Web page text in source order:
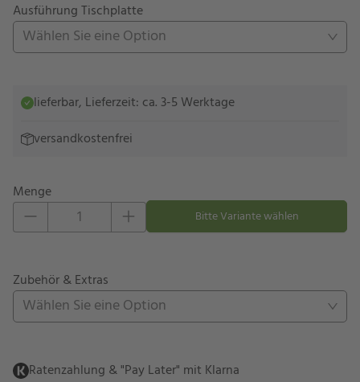
Ausführung Tischplatte
Wählen Sie eine Option
lieferbar, Lieferzeit: ca. 3-5 Werktage
versandkostenfrei
Menge
Eins hinzufügen Eins entfernenBitte Variante wählen
Zubehör & Extras
Wählen Sie eine Option
Ratenzahlung & "Pay Later" mit Klarna